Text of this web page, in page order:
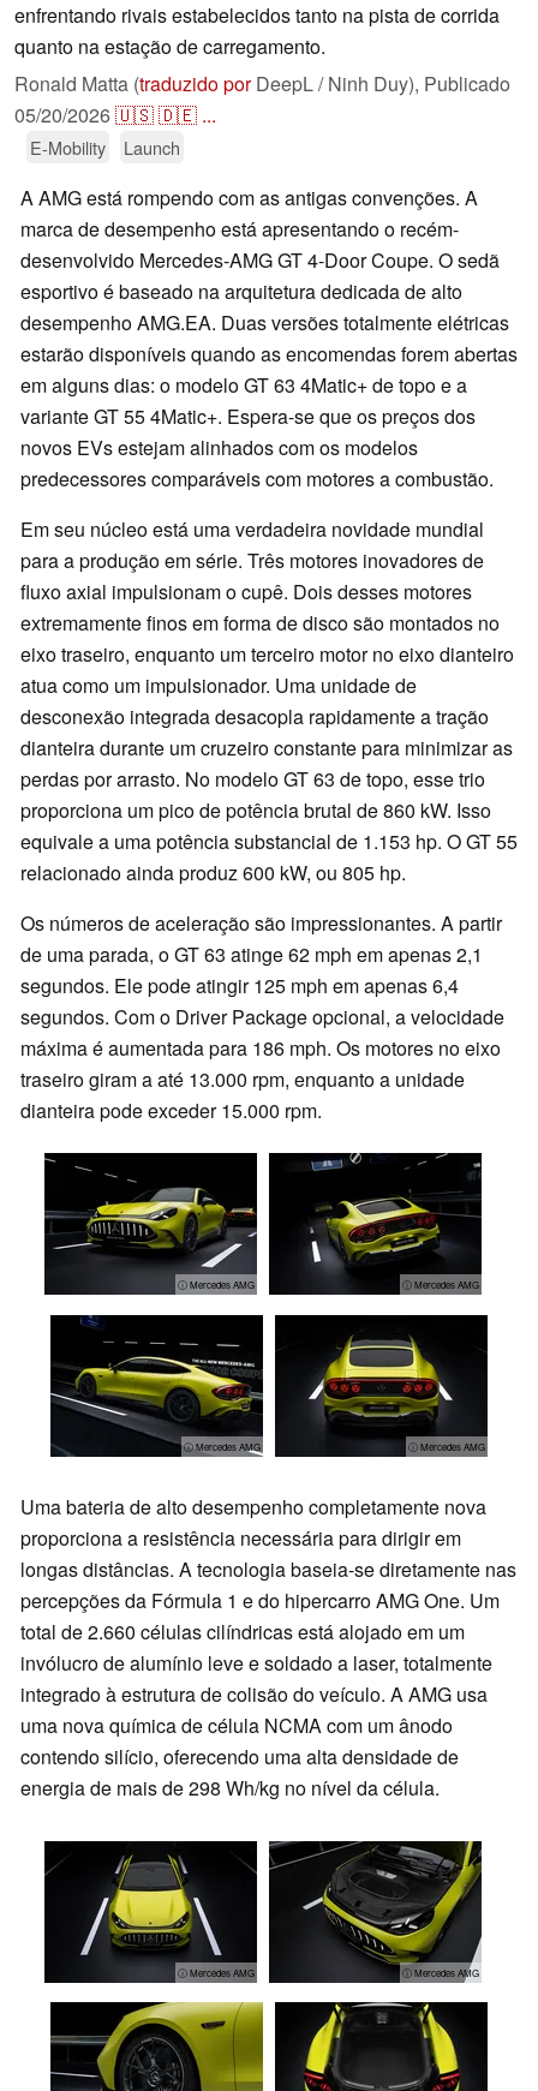
enfrentando rivais estabelecidos tanto na pista de corrida
quanto na estação de carregamento.
Ronald Matta (traduzido porDeepL / Ninh Duy), Publicado
05/20/2026🇺🇸🇩🇪 ...
E-Mobility Launch
A AMG está rompendo com as antigas convenções. A
marca de desempenho está apresentando o recém-
desenvolvido Mercedes-AMG GT 4-Door Coupe. O sedã
esportivo é baseado na arquitetura dedicada de alto
desempenho AMG.EA. Duas versões totalmente elétricas
estarão disponíveis quando as encomendas forem abertas
em alguns dias: o modelo GT 63 4Matic+ de topo e a
variante GT 55 4Matic+. Espera-se que os preços dos
novos EVs estejam alinhados com os modelos
predecessores comparáveis com motores a combustão.
Em seu núcleo está uma verdadeira novidade mundial
para a produção em série. Três motores inovadores de
fluxo axial impulsionam o cupê. Dois desses motores
extremamente finos em forma de disco são montados no
eixo traseiro, enquanto um terceiro motor no eixo dianteiro
atua como um impulsionador. Uma unidade de
desconexão integrada desacopla rapidamente a tração
dianteira durante um cruzeiro constante para minimizar as
perdas por arrasto. No modelo GT 63 de topo, esse trio
proporciona um pico de potência brutal de 860 kW. Isso
equivale a uma potência substancial de 1.153 hp. O GT 55
relacionado ainda produz 600 kW, ou 805 hp.
Os números de aceleração são impressionantes. A partir
de uma parada, o GT 63 atinge 62 mph em apenas 2,1
segundos. Ele pode atingir 125 mph em apenas 6,4
segundos. Com o Driver Package opcional, a velocidade
máxima é aumentada para 186 mph. Os motores no eixo
traseiro giram a até 13.000 rpm, enquanto a unidade
dianteira pode exceder 15.000 rpm.
ⓘ Mercedes AMG ⓘ Mercedes AMG
ⓘ Mercedes AMG ⓘ Mercedes AMG
Uma bateria de alto desempenho completamente nova
proporciona a resistência necessária para dirigir em
longas distâncias. A tecnologia baseia-se diretamente nas
percepções da Fórmula 1 e do hipercarro AMG One. Um
total de 2.660 células cilíndricas está alojado em um
invólucro de alumínio leve e soldado a laser, totalmente
integrado à estrutura de colisão do veículo. A AMG usa
uma nova química de célula NCMA com um ânodo
contendo silício, oferecendo uma alta densidade de
energia de mais de 298 Wh/kg no nível da célula.
ⓘ Mercedes AMG ⓘ Mercedes AMG